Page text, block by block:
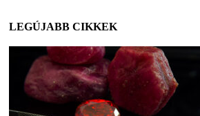
LEGÚJABB CIKKEK